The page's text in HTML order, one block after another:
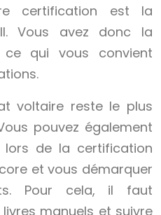
certification est la
Vous avez donc la
qui vous convient
voltaire reste le plus
pouvez également
de la certification
et vous démarquer
Pour cela, il faut
manuels et suivre